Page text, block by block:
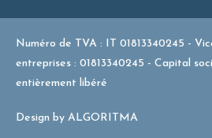
Numéro de TVA : IT 01813340245 -
entreprises : 01813340245 - Capital
entièrement libéré
Design by ALGORITMA